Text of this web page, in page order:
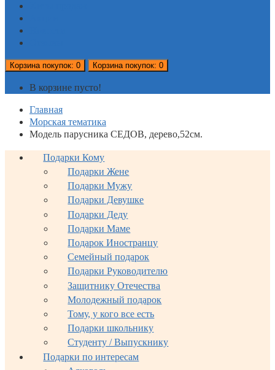
Корзинапокупок: 0 Корзинапокупок: 0
В корзине пусто!
Главная
Морская тематика
Модель парусника СЕДОВ, дерево,52см.
Подарки Кому
Подарки Жене
Подарки Мужу
Подарки Девушке
Подарки Деду
Подарки Маме
Подарок Иностранцу
Семейный подарок
Подарки Руководителю
Защитнику Отечества
Молодежный подарок
Тому, у кого все есть
Подарки школьнику
Студенту / Выпускнику
Подарки по интересам